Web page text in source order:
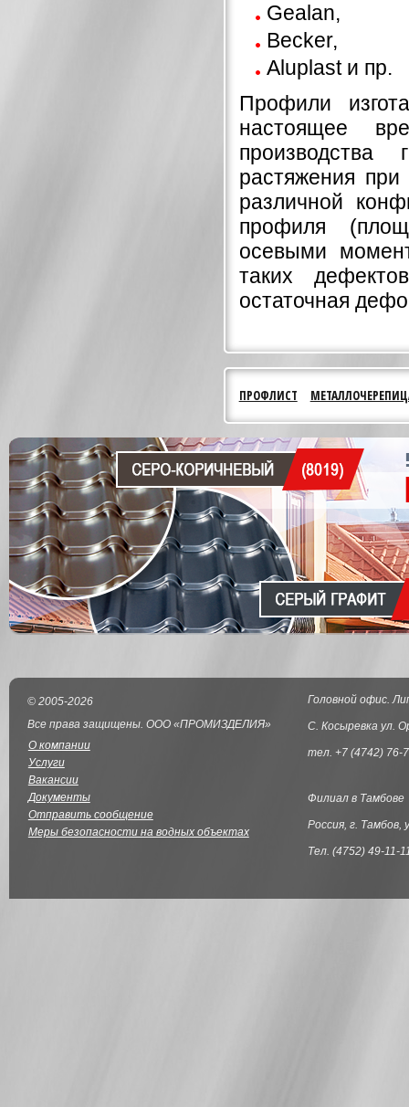
Gealan,
Becker,
Aluplast и пр.
Профили
настоящее
растяжения
различной
профиля
осевыми
таких
остаточная
ПРОФЛИСТ
© 2005-2026
Все права защищены. ООО «ПРОМИЗДЕЛИЯ»
О компании
Услуги
Вакансии
Документы
Отправить сообщение
Меры безопасности на водных объектах
Головной офис.
С. Косыревка ул.
тел. +7 (4742) 76-
Филиал в Тамбове
Россия, г. Тамбов,
Тел. (4752) 49-11-